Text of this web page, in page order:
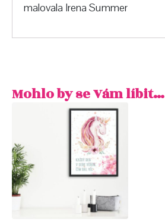
malovala Irena Summer
Mohlo by se Vám líbit…